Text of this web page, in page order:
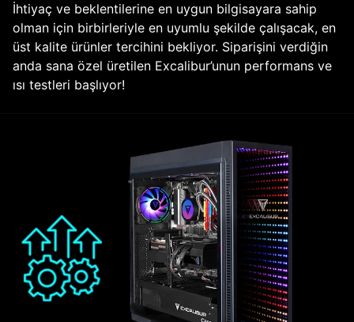
İhtiyaç ve beklentilerine en uygun bilgisayara sahip
olman için birbirleriyle en uyumlu şekilde çalışacak, en
üst kalite ürünler tercihini bekliyor. Siparişini verdiğin
anda sana özel üretilen Excalibur’unun performans ve
ısı testleri başlıyor!